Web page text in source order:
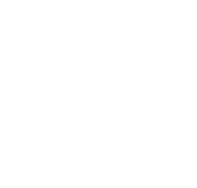
aos favoritos